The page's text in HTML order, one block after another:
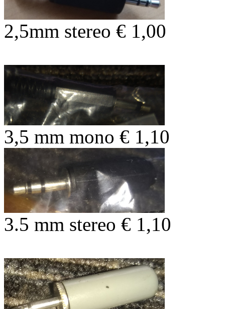
2,5mm stereo € 1,00
3,5 mm mono € 1,10
3.5 mm stereo € 1,10